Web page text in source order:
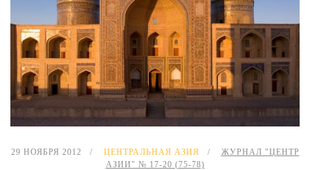
29 НОЯБРЯ 2012 ЦЕНТРАЛЬНАЯ АЗИЯ
ЖУРНАЛ "ЦЕНТР
АЗИИ" № 17-20 (75-78)